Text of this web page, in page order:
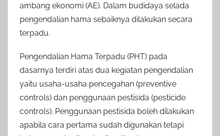
ambang ekonomi (AE). Dalam budidaya selada
pengendalian hama sebaiknya dilakukan secara
terpadu.
Pengendalian Hama Terpadu (PHT) pada
dasarnya terdiri atas dua kegiatan pengendalian
yaitu usaha-usaha pencegahan (preventive
controls) dan penggunaan pestisida (pesticide
controls). Penggunaan pestisida boleh dilakukan
apabila cara pertama sudah digunakan tetapi